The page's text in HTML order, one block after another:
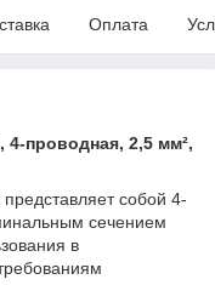
Оплата
4-проводная, 2,5 мм²,
представляет собой 4-
сечением
в